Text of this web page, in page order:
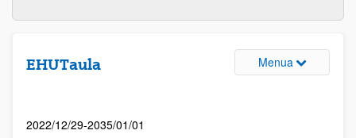
EHUTaula Menua
2022/12/29-2035/01/01